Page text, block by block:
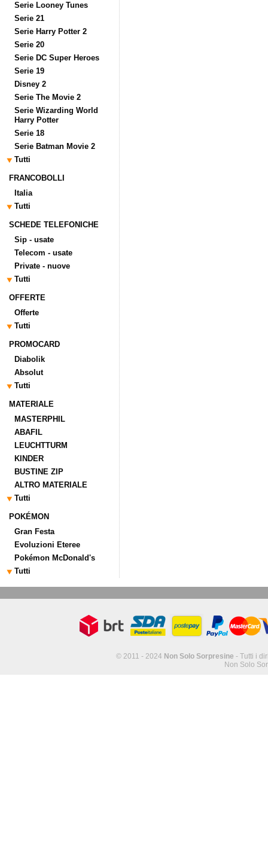
Serie Looney Tunes
Serie 21
Serie Harry Potter 2
Serie 20
Serie DC Super Heroes
Serie 19
Disney 2
Serie The Movie 2
Serie Wizarding World
Harry Potter
Serie 18
Serie Batman Movie 2
Tutti
FRANCOBOLLI
Italia
Tutti
SCHEDE TELEFONICHE
Sip - usate
Telecom - usate
Private - nuove
Tutti
OFFERTE
Offerte
Tutti
PROMOCARD
Diabolik
Absolut
Tutti
MATERIALE
MASTERPHIL
ABAFIL
LEUCHTTURM
KINDER
BUSTINE ZIP
ALTRO MATERIALE
Tutti
POKÉMON
Gran Festa
Evoluzioni Eteree
Pokémon McDonald's
Tutti
© 2011 - 2024 Non Solo Sorpresine - Tutti i
Non Solo